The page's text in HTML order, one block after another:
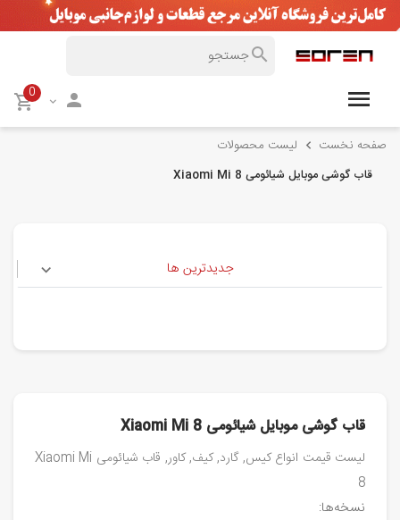
0
صفحه نخست لیست محصولات
قاب گوشی موبایل شیائومی Xiaomi Mi 8
جدیدترین ها
قاب گوشی موبایل شیائومی Xiaomi Mi 8
لیست قیمت انواع کیس, گارد, کیف, کاور, قاب شیائومی Xiaomi Mi
8
نسخه‌ها: